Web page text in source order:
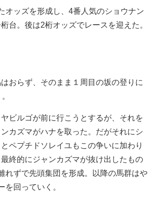
オッズを形成し、4番人気のショウナン
台。後は2桁オッズでレースを迎えた。
おらず、そのまま１周目の坂の登りに
ビルゴが前に行こうとするが、それを
カズマがハナを取った。だがそれにシ
ペプチドソレイユもこの争いに加わり
終的にジャンカズマが抜け出したもの
れずで先頭集団を形成。以降の馬群はや
を回っていく。